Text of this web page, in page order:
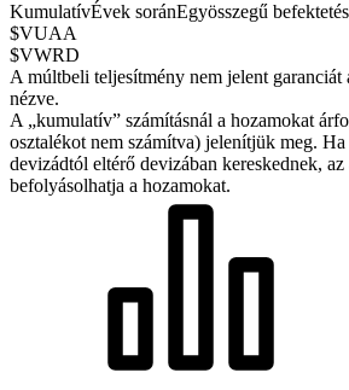
KumulatívÉvek soránEgyösszegű befektetés
$VUAA
$VWRD
A múltbeli teljesítmény nem jelent
nézve.
A „kumulatív” számításnál a hozamokat
osztalékot nem számítva) jelenítjük meg. Ha
devizádtól eltérő devizában kereskednek,
befolyásolhatja a hozamokat.